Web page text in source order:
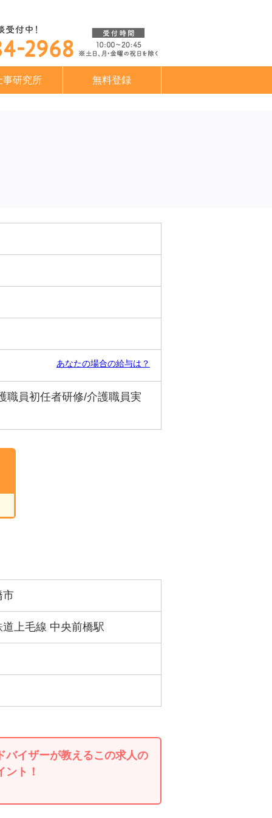
事研究所 無料登録
あなたの場合の給与は？
職員初任者研修/介護職員実
市
上毛線 中央前橋駅
バイザーが教えるこの求人の
ント！